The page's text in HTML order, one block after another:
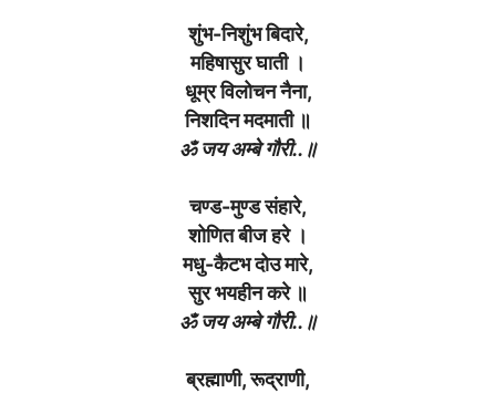
शुंभ-निशुंभ बिदारे,
महिषासुर घाती ।
धूम्र विलोचन नैना,
निशदिन मदमाती ॥
ॐ जय अम्बे गौरी..॥
चण्ड-मुण्ड संहारे,
शोणित बीज हरे ।
मधु-कैटभ दोउ मारे,
सुर भयहीन करे ॥
ॐ जय अम्बे गौरी..॥
ब्रह्माणी, रूद्राणी,